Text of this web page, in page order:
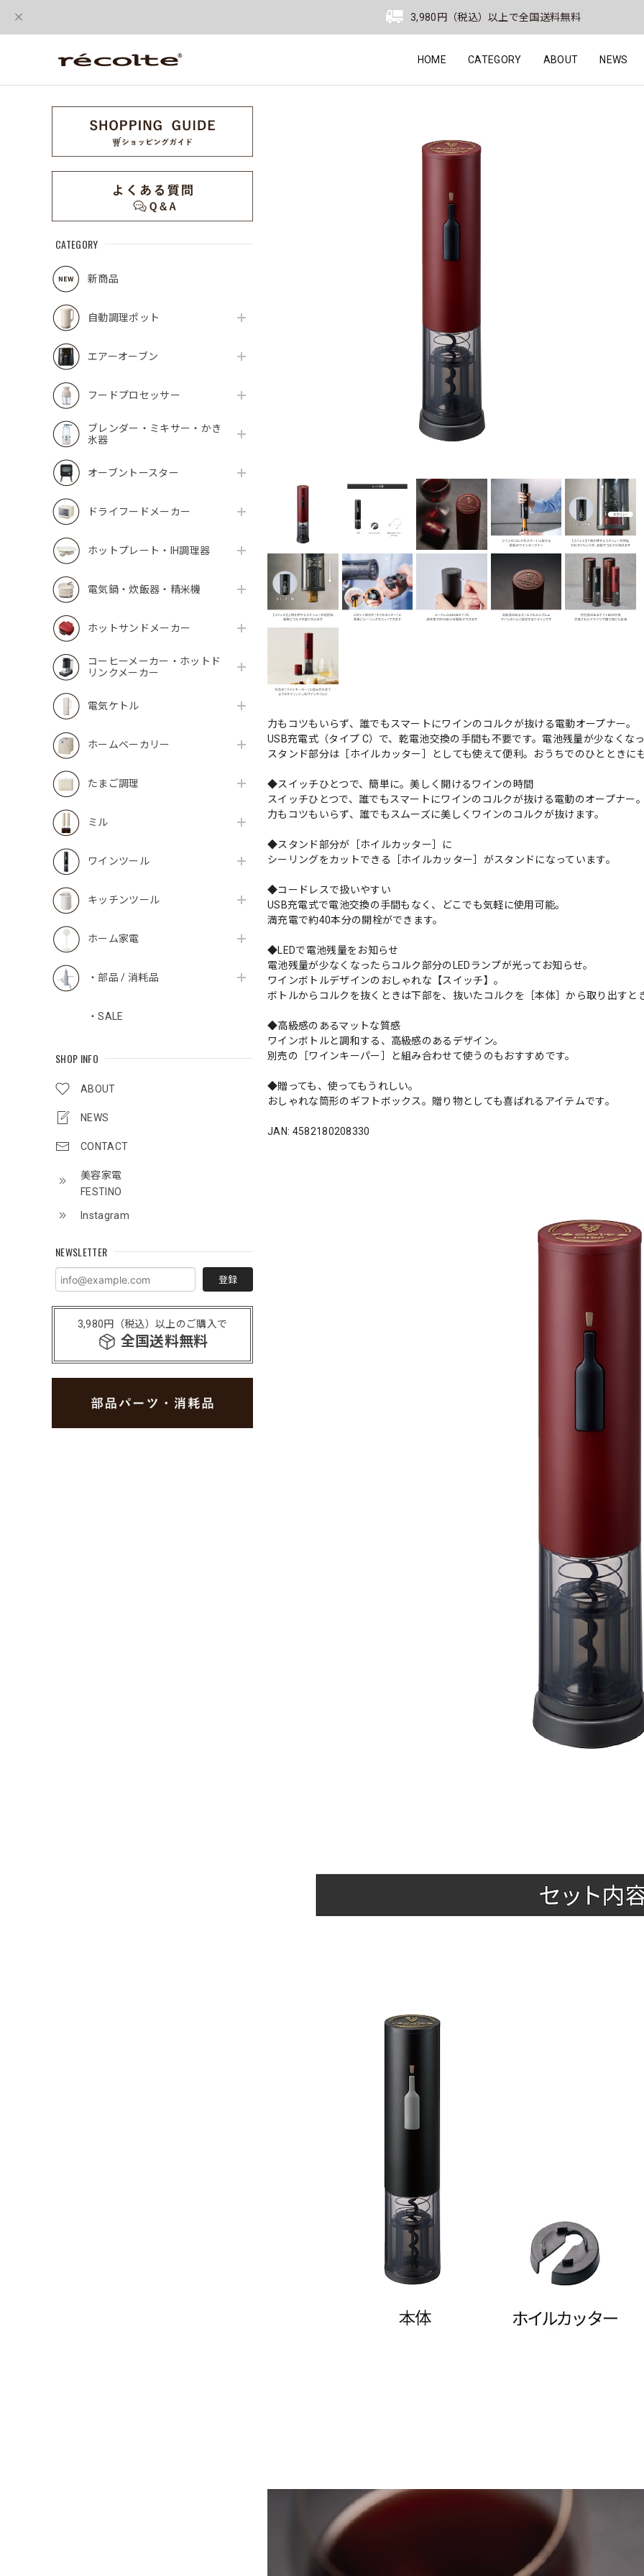
3,980円（税込）以上で全国送料無料
HOME CATEGORY ABOUT NEWS
CATEGORY
新商品
自動調理ポット
エアーオーブン
フードプロセッサー
ブレンダー・ミキサー・かき
氷器
オーブントースター
ドライフードメーカー
ホットプレート・IH調理器
電気鍋・炊飯器・精米機
ホットサンドメーカー
コーヒーメーカー・ホットド
リンクメーカー
電気ケトル
ホームベーカリー
たまご調理
ミル
ワインツール
キッチンツール
ホーム家電
・部品 / 消耗品
・SALE
SHOP INFO
ABOUT
NEWS
CONTACT
美容家電
FESTINO
Instagram
NEWSLETTER
登録
3,980円（税込）以上のご購入で
全国送料無料
力もコツもいらず、誰でもスマートにワインのコルクが抜ける電動オープナー。
USB充電式（タイプ C）で、乾電池交換の手間も不要です。電池残量が少なくな
スタンド部分は［ホイルカッター］としても使えて便利。おうちでのひとときに
◆スイッチひとつで、簡単に。美しく開けるワインの時間
スイッチひとつで、誰でもスマートにワインのコルクが抜ける電動のオープナー。
力もコツもいらず、誰でもスムーズに美しくワインのコルクが抜けます。
◆スタンド部分が［ホイルカッター］に
シーリングをカットできる［ホイルカッター］がスタンドになっています。
◆コードレスで扱いやすい
USB充電式で電池交換の手間もなく、どこでも気軽に使用可能。
満充電で約40本分の開栓ができます。
◆LEDで電池残量をお知らせ
電池残量が少なくなったらコルク部分のLEDランプが光ってお知らせ。
ワインボトルデザインのおしゃれな【スイッチ】。
ボトルからコルクを抜くときは下部を、抜いたコルクを［本体］から取り出すと
◆高級感のあるマットな質感
ワインボトルと調和する、高級感のあるデザイン。
別売の［ワインキーパー］と組み合わせて使うのもおすすめです。
◆贈っても、使ってもうれしい。
おしゃれな筒形のギフトボックス。贈り物としても喜ばれるアイテムです。
JAN: 4582180208330